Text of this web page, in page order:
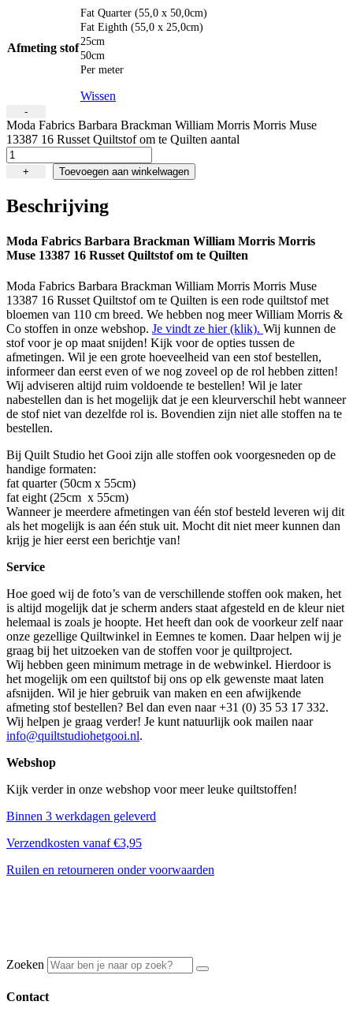
Afmeting stof
Fat Quarter (55,0 x 50,0cm)
Fat Eighth (55,0 x 25,0cm)
25cm
50cm
Per meter
Wissen
-
Moda Fabrics Barbara Brackman William Morris Morris Muse
13387 16 Russet Quiltstof om te Quilten aantal
+ Toevoegen aan winkelwagen
Beschrijving
Moda Fabrics Barbara Brackman William Morris Morris
Muse 13387 16 Russet Quiltstof om te Quilten
Moda Fabrics Barbara Brackman William Morris Morris Muse
13387 16 Russet Quiltstof om te Quilten is een rode quiltstof met
bloemen van 110 cm breed. We hebben nog meer William Morris &
Co stoffen in onze webshop. Je vindt ze hier (klik). Wij kunnen de
stof voor je op maat snijden! Kijk voor de opties tussen de
afmetingen. Wil je een grote hoeveelheid van een stof bestellen,
informeer dan eerst even of we nog zoveel op de rol hebben zitten!
Wij adviseren altijd ruim voldoende te bestellen! Wil je later
nabestellen dan is het mogelijk dat je een kleurverschil hebt wanneer
de stof niet van dezelfde rol is. Bovendien zijn niet alle stoffen na te
bestellen.
Bij Quilt Studio het Gooi zijn alle stoffen ook voorgesneden op de
handige formaten:
fat quarter (50cm x 55cm)
fat eight (25cm x 55cm)
Wanneer je meerdere afmetingen van één stof besteld leveren wij dit
als het mogelijk is aan één stuk uit. Mocht dit niet meer kunnen dan
krijg je hier eerst een berichtje van!
Service
Hoe goed wij de foto’s van de verschillende stoffen ook maken, het
is altijd mogelijk dat je scherm anders staat afgesteld en de kleur niet
helemaal is zoals je hoopte. Het heeft dan ook de voorkeur zelf naar
onze gezellige Quiltwinkel in Eemnes te komen. Daar helpen wij je
graag bij het uitzoeken van de stoffen voor je quiltproject.
Wij hebben geen minimum metrage in de webwinkel. Hierdoor is
het mogelijk om een quiltstof bij ons op elk gewenste maat laten
afsnijden. Wil je hier gebruik van maken en een afwijkende
afmeting stof bestellen? Bel dan even naar +31 (0) 35 53 17 332.
Wij helpen je graag verder! Je kunt natuurlijk ook mailen naar
info@quiltstudiohetgooi.nl.
Webshop
Kijk verder in onze webshop voor meer leuke quiltstoffen!
Binnen 3 werkdagen geleverd
Verzendkosten vanaf €3,95
Ruilen en retourneren onder voorwaarden
Zoeken
Contact